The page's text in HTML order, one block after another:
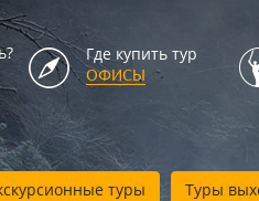
Где купить тур
ОФИСЫ
туры Туры